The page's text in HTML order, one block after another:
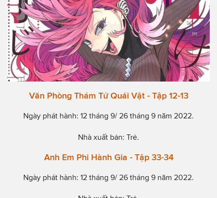
Văn Phòng Thám Tử Quái Vật - Tập 12-13
Ngày phát hành: 12 tháng 9/ 26 tháng 9 năm 2022.
Nhà xuất bản: Trẻ.
Anh Em Phi Hành Gia - Tập 33-34
Ngày phát hành: 12 tháng 9/ 26 tháng 9 năm 2022.